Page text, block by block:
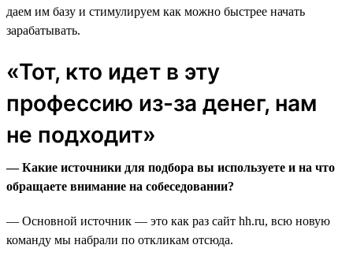
даем им базу и стимулируем как можно быстрее начать
зарабатывать.
«Тот, кто идет в эту
профессию из-за денег, нам
не подходит»
— Какие источники для подбора вы используете и на что
обращаете внимание на собеседовании?
— Основной источник — это как раз сайт hh.ru, всю новую
команду мы набрали по откликам отсюда.